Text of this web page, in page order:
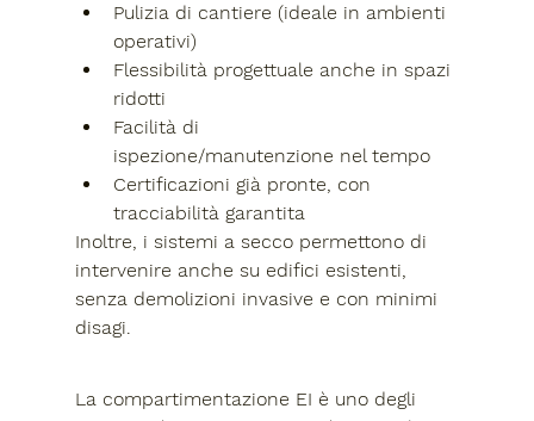
Pulizia di cantiere (ideale in ambienti
operativi)
Flessibilità progettuale anche in spazi
ridotti
Facilità di
ispezione/manutenzione nel tempo
Certificazioni già pronte, con
tracciabilità garantita
Inoltre, i sistemi a secco permettono di
intervenire anche su edifici esistenti,
senza demolizioni invasive e con minimi
disagi.
La compartimentazione EI è uno degli